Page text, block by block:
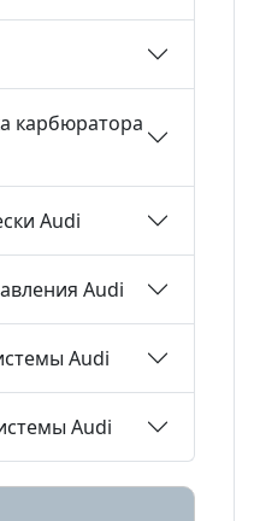
карбюратора
Audi
Audi
Audi
Audi